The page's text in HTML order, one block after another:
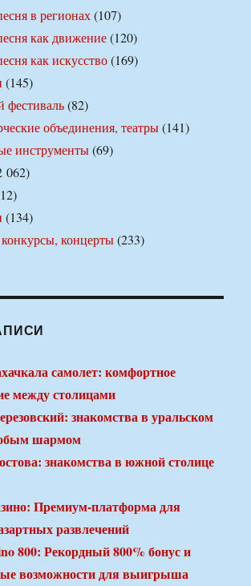
в регионах(107)
как движение(120)
как искусство(169)
(145)
фестиваль(82)
объединения, театры(141)
инструменты(69)
062)
(134)
концерты(233)
самолет: комфортное
между столицами
знакомства в уральском
шармом
знакомства в южной столице
Премиум-платформа для
развлечений
800: Рекордный 800% бонус и
возможности для выигрыша